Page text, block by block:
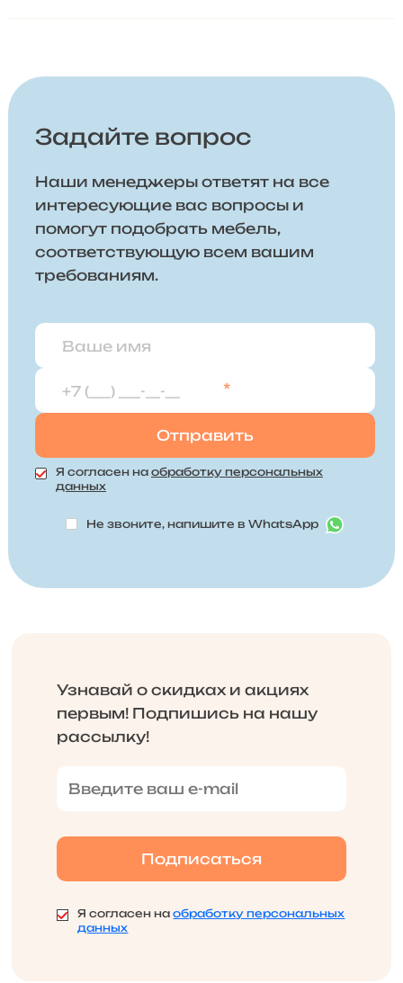
Задайте вопрос
Наши менеджеры ответят на все
интересующие вас вопросы и
помогут подобрать мебель,
соответствующую всем вашим
требованиям.
*
Я согласен на обработку персональных
данных
Не звоните, напишите в WhatsApp
Узнавай о скидках и акциях
первым! Подпишись на нашу
рассылку!
Я согласен наобработку персональных
данных